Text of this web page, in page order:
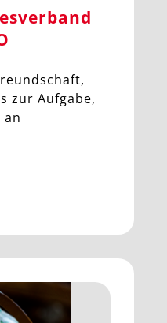
zur Aufgabe,
an